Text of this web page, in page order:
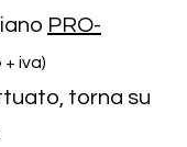
PRO-
+ iva)
torna su